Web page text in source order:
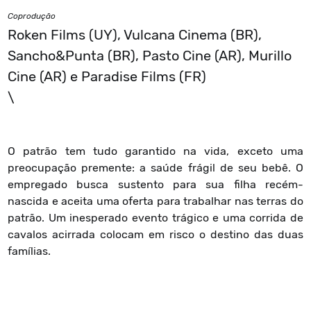
Coprodução
Roken Films (UY), Vulcana Cinema (BR),
Sancho&Punta (BR), Pasto Cine (AR), Murillo
Cine (AR) e Paradise Films (FR)
\
O patrão tem tudo garantido na vida, exceto uma
preocupação premente: a saúde frágil de seu bebê. O
empregado busca sustento para sua filha recém-
nascida e aceita uma oferta para trabalhar nas terras do
patrão. Um inesperado evento trágico e uma corrida de
cavalos acirrada colocam em risco o destino das duas
famílias.